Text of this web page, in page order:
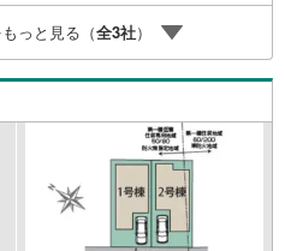
実績において、全国第9位の売買仲
りたくさんのお客様からのお言葉
しく素敵なお家探しをお約束しま
ようと思われたらまずは、お気軽
してみませんか？スタッフ一同お
しております。
っと見る（全3社）